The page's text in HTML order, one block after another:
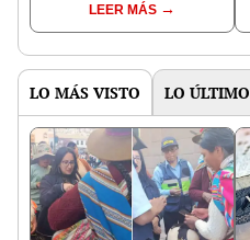
Amazonas en medio de
abusos sexuales contra
LEER MÁS
LO MÁS VISTO LO ÚLTIMO